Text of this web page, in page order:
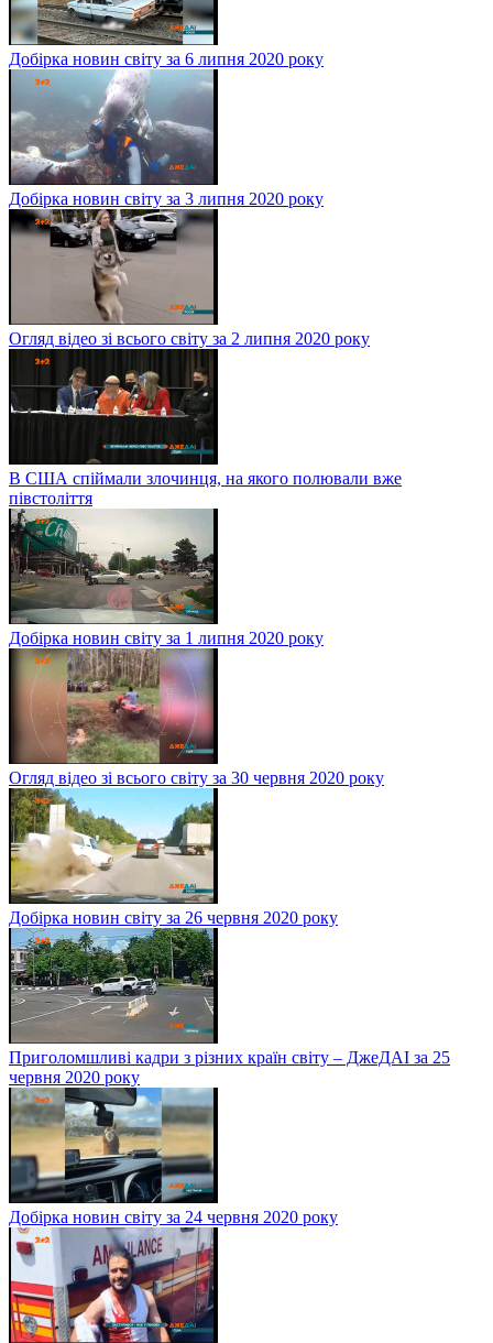
Добірка новин світу за 6 липня 2020 року
Добірка новин світу за 3 липня 2020 року
Огляд відео зі всього світу за 2 липня 2020 року
В США спіймали злочинця, на якого полювали вже
півстоліття
Добірка новин світу за 1 липня 2020 року
Огляд відео зі всього світу за 30 червня 2020 року
Добірка новин світу за 26 червня 2020 року
Приголомшливі кадри з різних країн світу – ДжеДАІ за 25
червня 2020 року
Добірка новин світу за 24 червня 2020 року